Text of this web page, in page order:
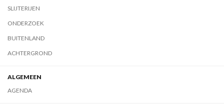
SLIJTERIJEN
ONDERZOEK
BUITENLAND
ACHTERGROND
ALGEMEEN
AGENDA